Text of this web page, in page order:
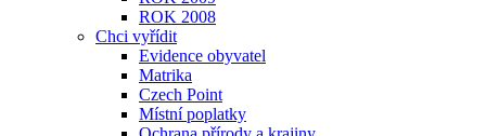
ROK 2008
Chci vyřídit
Evidence obyvatel
Matrika
Czech Point
Místní poplatky